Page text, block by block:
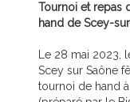
Tournoi et repas
hand de Scey-
Le 28 mai 2023,
Scey sur Saône
tournoi de hand